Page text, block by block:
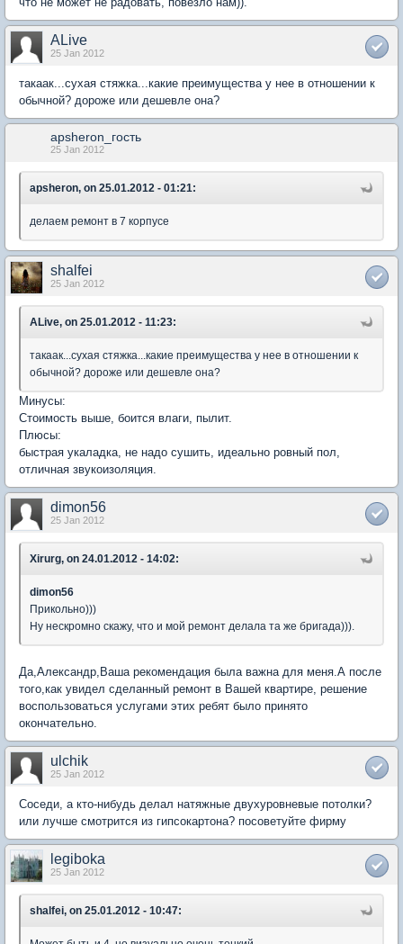
ALive
25 Jan 2012
такаак...сухая стяжка...какие преимущества у нее в отношении к
обычной? дороже или дешевле она?
apsheron_гость
25 Jan 2012
apsheron, on 25.01.2012 - 01:21:
делаем ремонт в 7 корпусе
shalfei
25 Jan 2012
ALive, on 25.01.2012 - 11:23:
такаак...сухая стяжка...какие преимущества у нее в отношении к
обычной? дороже или дешевле она?
Минусы:
Стоимость выше, боится влаги, пылит.
Плюсы:
быстрая укаладка, не надо сушить, идеально ровный пол,
отличная звукоизоляция.
dimon56
25 Jan 2012
Xirurg, on 24.01.2012 - 14:02:
dimon56
Прикольно)))
Ну нескромно скажу, что и мой ремонт делала та же бригада))).
Да,Александр,Ваша рекомендация была важна для меня.А после
того,как увидел сделанный ремонт в Вашей квартире, решение
воспользоваться услугами этих ребят было принято
окончательно.
ulchik
25 Jan 2012
Соседи, а кто-нибудь делал натяжные двухуровневые потолки?
или лучше смотрится из гипсокартона? посоветуйте фирму
legiboka
25 Jan 2012
shalfei, on 25.01.2012 - 10:47: